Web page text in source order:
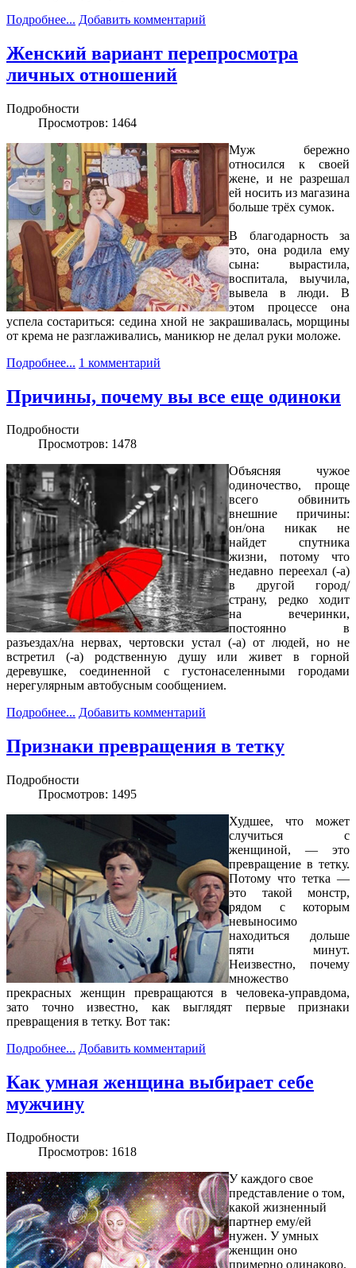
Подробнее... Добавить комментарий
Женский вариант перепросмотра
личных отношений
Подробности
Просмотров: 1464
Муж бережно
относился к своей
жене, и не разрешал
ей носить из магазина
больше трёх сумок.
В благодарность за
это, она родила ему
сына: вырастила,
воспитала, выучила,
вывела в люди. В
этом процессе она
успела состариться: седина хной не закрашивалась, морщины
от крема не разглаживались, маникюр не делал руки моложе.
Подробнее... 1 комментарий
Причины, почему вы все еще одиноки
Подробности
Просмотров: 1478
Объясняя чужое
одиночество, проще
всего обвинить
внешние причины:
он/она никак не
найдет спутника
жизни, потому что
недавно переехал (-а)
в другой город/
страну, редко ходит
на вечеринки,
постоянно в
разъездах/на нервах, чертовски устал (-а) от людей, но не
встретил (-а) родственную душу или живет в горной
деревушке, соединенной с густонаселенными городами
нерегулярным автобусным сообщением.
Подробнее... Добавить комментарий
Признаки превращения в тетку
Подробности
Просмотров: 1495
Худшее, что может
случиться с
женщиной, — это
превращение в тетку.
Потому что тетка —
это такой монстр,
рядом с которым
невыносимо
находиться дольше
пяти минут.
Неизвестно, почему
множество
прекрасных женщин превращаются в человека-управдома,
зато точно известно, как выглядят первые признаки
превращения в тетку. Вот так:
Подробнее... Добавить комментарий
Как умная женщина выбирает себе
мужчину
Подробности
Просмотров: 1618
У каждого свое
представление о том,
какой жизненный
партнер ему/ей
нужен. У умных
женщин оно
примерно одинаково.